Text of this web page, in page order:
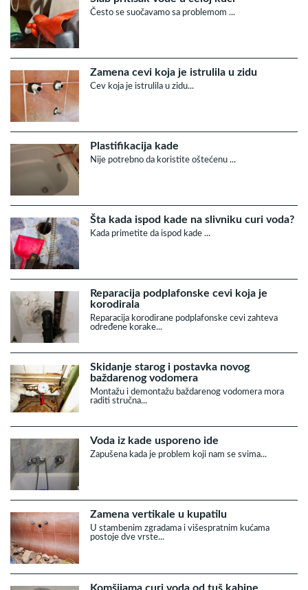
Često se suočavamo sa problemom ...
Zamena cevi koja je istrulila u zidu
Cev koja je istrulila u zidu...
Plastifikacija kade
Nije potrebno da koristite oštećenu ...
Šta kada ispod kade na slivniku curi voda?
Kada primetite da ispod kade ...
Reparacija podplafonske cevi koja je
korodirala
Reparacija korodirane podplafonske cevi zahteva
određene korake...
Skidanje starog i postavka novog
baždarenog vodomera
Montažu i demontažu baždarenog vodomera mora
raditi stručna...
Voda iz kade usporeno ide
Zapušena kada je problem koji nam se svima...
Zamena vertikale u kupatilu
U stambenim zgradama i višespratnim kućama
postoje dve vrste...
Komšijama curi voda od tuš kabine